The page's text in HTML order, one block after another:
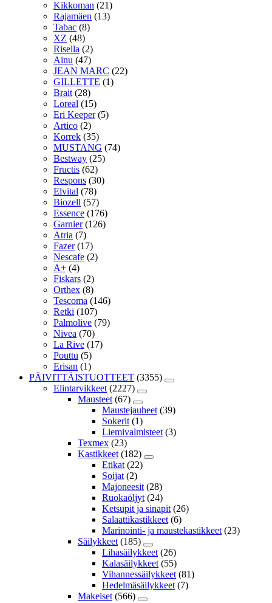
Kikkoman (21)
Rajamäen (13)
Tabac (8)
XZ (48)
Risella (2)
Ainu (47)
JEAN MARC (22)
GILLETTE (1)
Brait (28)
Loreal (15)
Eri Keeper (5)
Artico (2)
Korrek (35)
MUSTANG (74)
Bestway (25)
Fructis (62)
Respons (30)
Elvital (78)
Biozell (57)
Essence (176)
Garnier (126)
Atria (7)
Fazer (17)
Nescafe (2)
A+ (4)
Fiskars (2)
Orthex (8)
Tescoma (146)
Retki (107)
Palmolive (79)
Nivea (70)
La Rive (17)
Pouttu (5)
Erisan (1)
PÄIVITTÄISTUOTTEET (3355)
Elintarvikkeet (2227)
Mausteet (67)
Maustejauheet (39)
Sokerit (1)
Liemivalmisteet (3)
Texmex (23)
Kastikkeet (182)
Etikat (22)
Soijat (2)
Majoneesit (28)
Ruokaöljyt (24)
Ketsupit ja sinapit (26)
Salaattikastikkeet (6)
Marinointi- ja maustekastikkeet (23)
Säilykkeet (185)
Lihasäilykkeet (26)
Kalasäilykkeet (55)
Vihannessäilykkeet (81)
Hedelmäsäilykkeet (7)
Makeiset (566)